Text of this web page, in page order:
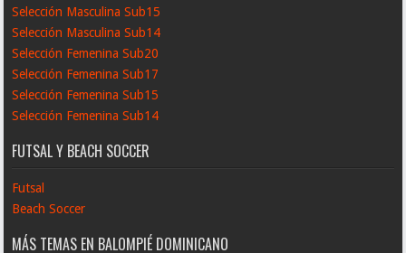
Selección Masculina Sub15
Selección Masculina Sub14
Selección Femenina Sub20
Selección Femenina Sub17
Selección Femenina Sub15
Selección Femenina Sub14
FUTSAL Y BEACH SOCCER
Futsal
Beach Soccer
MÁS TEMAS EN BALOMPIÉ DOMINICANO